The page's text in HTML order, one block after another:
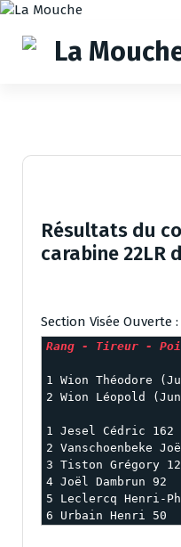
A
Résultats du
carabine 22LR
Section Visée Ouverte :
1 Wion Théodore
2 Wion Léopold
1 Jesel Cédric 162
2 Vanschoenbeke
3 Tiston Grégory
4 Joël Dambrun 92
5 Leclercq Henri-
6 Urbain Henri 50